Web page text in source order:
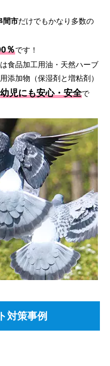
間市だけでもかなり多数の
％です！
食品加工用油・天然ハーブ
添加物（保湿剤と増粘剤）
幼児にも安心・安全で
対策事例